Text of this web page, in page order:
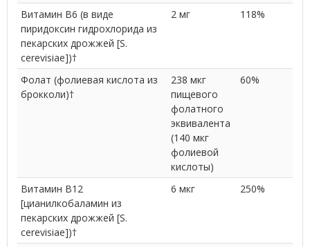
Витамин B6 (в виде
пиридоксин гидрохлорида из
пекарских дрожжей [S.
cerevisiae])†
2 мг 118%
Фолат (фолиевая кислота из
брокколи)†
238 мкг
пищевого
фолатного
эквивалента
(140 мкг
фолиевой
кислоты)
60%
Витамин В12
[цианилкобаламин из
пекарских дрожжей [S.
cerevisiae])†
6 мкг 250%